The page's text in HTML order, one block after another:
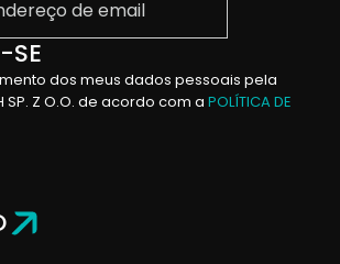
SE
dos meus dados pessoais pela
SP. Z O.O. de acordo com a POLÍTICA DE